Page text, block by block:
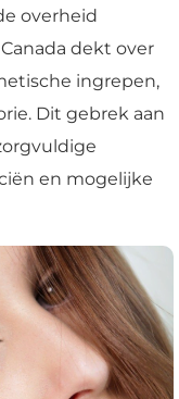
overheid
dekt over
ingrepen,
Dit gebrek aan
en mogelijke